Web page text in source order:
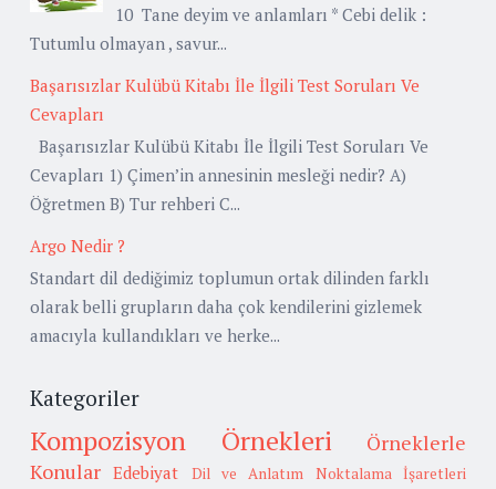
10 Tane deyim ve anlamları * Cebi delik :
Tutumlu olmayan , savur...
Başarısızlar Kulübü Kitabı İle İlgili Test Soruları Ve
Cevapları
Başarısızlar Kulübü Kitabı İle İlgili Test Soruları Ve
Cevapları 1) Çimen’in annesinin mesleği nedir? A)
Öğretmen B) Tur rehberi C...
Argo Nedir ?
Standart dil dediğimiz toplumun ortak dilinden farklı
olarak belli grupların daha çok kendilerini gizlemek
amacıyla kullandıkları ve herke...
Kategoriler
Kompozisyon Örnekleri
Örneklerle
Konular Edebiyat Dil ve Anlatım
Noktalama İşaretleri